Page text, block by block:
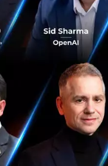
ม
กล่าวว่า
รขับเคลื่อน
จิทัลเพื่อเศรษฐกิจ
ขีดความสามารถ
การส่งเสริม
สนุนนักลงทุนในรูป
โครงการ Tech
กิจดิจิทัล (depa)